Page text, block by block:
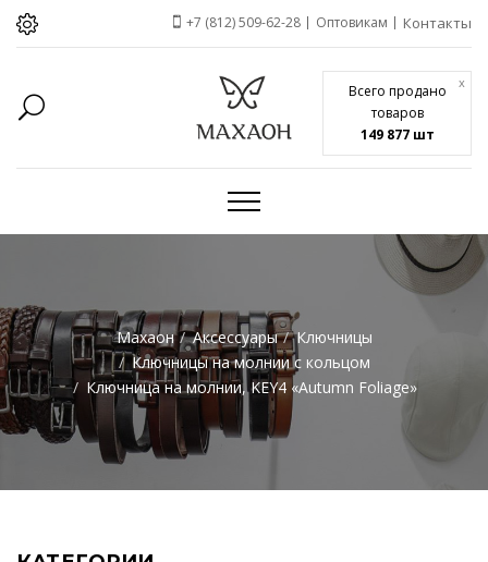
Всего продано
товаров
149 877 шт
x
+7 (812) 509-62-28 Оптовикам Контакты
Махаон Аксессуары
Ключницы
Ключницы на молнии c кольцом
Ключница на молнии, KEY4 «Autumn Foliage»